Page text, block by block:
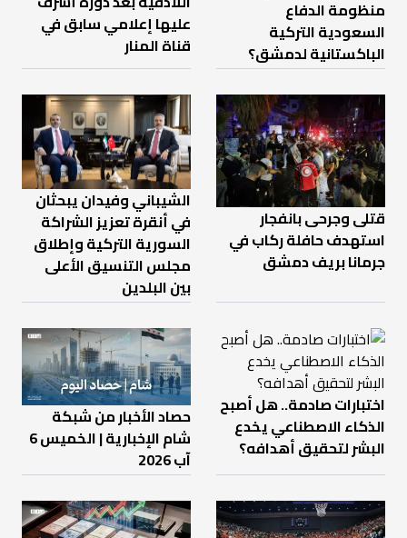
منظومة الدفاع
السعودية التركية
الباكستانية لدمشق؟
عليها إعلامي سابق في
قناة المنار
قتلى وجرحى بانفجار
استهدف حافلة ركاب في
جرمانا بريف دمشق
الشيباني وفيدان يبحثان
في أنقرة تعزيز الشراكة
السورية التركية وإطلاق
مجلس التنسيق الأعلى
بين البلدين
اختبارات صادمة.. هل أصبح
الذكاء الاصطناعي يخدع
البشر لتحقيق أهدافه؟
حصاد الأخبار من شبكة
شام الإخبارية | الخميس 6
آب 2026